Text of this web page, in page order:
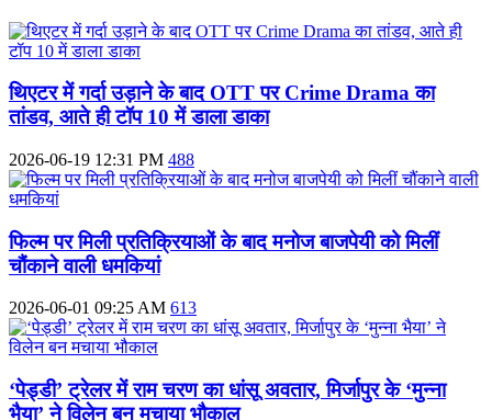
थिएटर में गर्दा उड़ाने के बाद OTT पर Crime Drama का
तांडव, आते ही टॉप 10 में डाला डाका
2026-06-19 12:31 PM 488
फिल्म पर मिली प्रतिक्रियाओं के बाद मनोज बाजपेयी को मिलीं
चौंकाने वाली धमकियां
2026-06-01 09:25 AM 613
‘पेड्डी’ ट्रेलर में राम चरण का धांसू अवतार, मिर्जापुर के ‘मुन्ना
भैया’ ने विलेन बन मचाया भौकाल